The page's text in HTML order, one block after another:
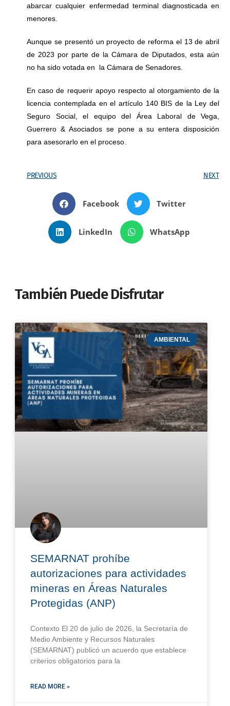
abarcar cualquier enfermedad terminal diagnosticada en
menores.
Aunque se presentó un proyecto de reforma el 13 de abril
de 2023 por parte de la Cámara de Diputados, esta aún
no ha sido votada en la Cámara de Senadores.
En caso de requerir apoyo respecto al otorgamiento de la
licencia contemplada en el artículo 140 BIS de la Ley del
Seguro Social, el equipo del Área Laboral de Vega,
Guerrero & Asociados se pone a su entera disposición
para asesorarlo en el proceso.
PREVIOUS NEXT
Facebook Twitter
LinkedIn WhatsApp
También Puede Disfrutar
AMBIENTAL
SEMARNAT prohíbe
autorizaciones para actividades
mineras en Áreas Naturales
Protegidas (ANP)
Contexto El 20 de julio de 2026, la Secretaría de
Medio Ambiente y Recursos Naturales
(SEMARNAT) publicó un acuerdo que establece
criterios obligatorios para la
READ MORE »